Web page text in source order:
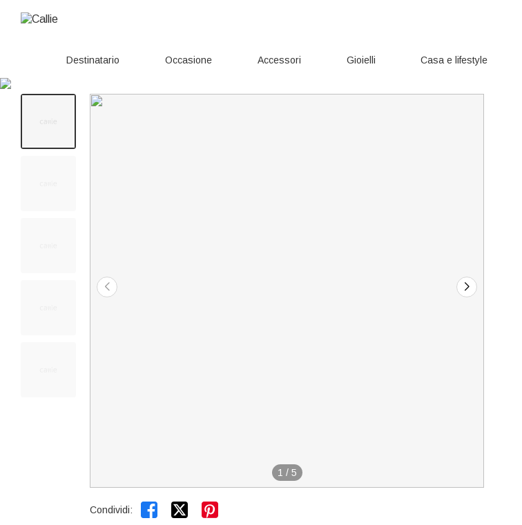
Destinatario Occasione Accessori Gioielli Casa e lifestyle
1 / 5
Condividi:  